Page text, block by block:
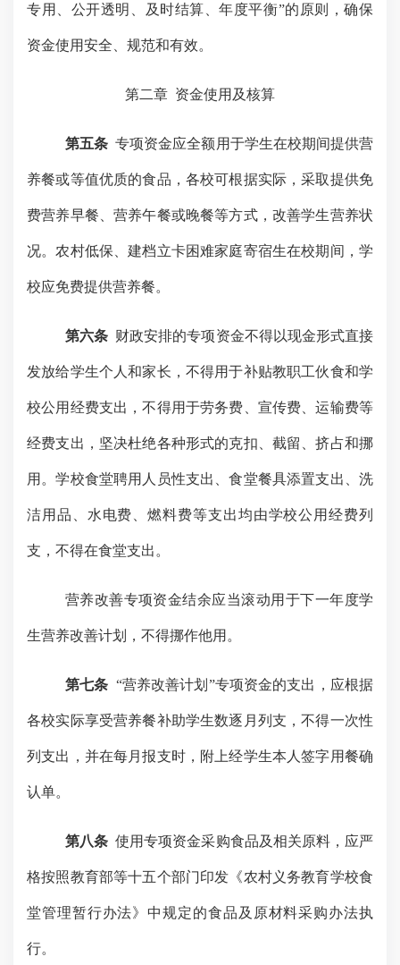
专用、公开透明、及时结算、年度平衡”的原则，确保
资金使用安全、规范和有效。
第二章 资金使用及核算
第五条 专项资金应全额用于学生在校期间提供营
养餐或等值优质的食品，各校可根据实际，采取提供免
费营养早餐、营养午餐或晚餐等方式，改善学生营养状
况。农村低保、建档立卡困难家庭寄宿生在校期间，学
校应免费提供营养餐。
第六条 财政安排的专项资金不得以现金形式直接
发放给学生个人和家长，不得用于补贴教职工伙食和学
校公用经费支出，不得用于劳务费、宣传费、运输费等
经费支出，坚决杜绝各种形式的克扣、截留、挤占和挪
用。学校食堂聘用人员性支出、食堂餐具添置支出、洗
洁用品、水电费、燃料费等支出均由学校公用经费列
支，不得在食堂支出。
营养改善专项资金结余应当滚动用于下一年度学
生营养改善计划，不得挪作他用。
第七条 “营养改善计划”专项资金的支出，应根据
各校实际享受营养餐补助学生数逐月列支，不得一次性
列支出，并在每月报支时，附上经学生本人签字用餐确
认单。
第八条 使用专项资金采购食品及相关原料，应严
格按照教育部等十五个部门印发《农村义务教育学校食
堂管理暂行办法》中规定的食品及原材料采购办法执
行。